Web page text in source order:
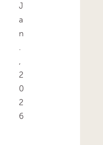
J
a
n
.
,
2
0
2
6